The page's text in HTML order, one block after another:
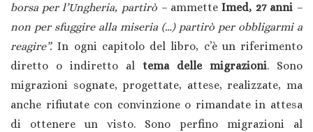
borsa per l’Ungheria, partirò – ammetteImed, 27 anni–
non per sfuggire alla miseria (…) partirò per obbligarmi a
reagire”.In ogni capitolo del libro, c’è un riferimento
diretto o indiretto al tema delle migrazioni. Sono
migrazioni sognate, progettate, attese, realizzate, ma
anche rifiutate con convinzione o rimandate in attesa
di ottenere un visto. Sono perfino migrazioni al